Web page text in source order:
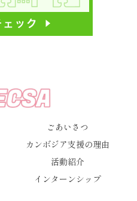
ごあいさつ
カンボジア支援の理由
活動紹介
インターンシップ